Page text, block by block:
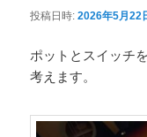
投稿日時:2026年5月22
ポットとスイッチ
考えます。